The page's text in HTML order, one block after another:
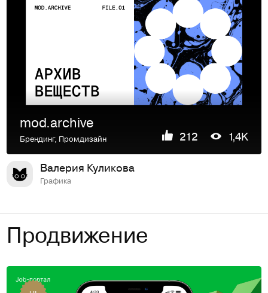
mod.archive
Брендинг, Промдизайн 212 1,4K
Валерия Куликова
Графика
Продвижение